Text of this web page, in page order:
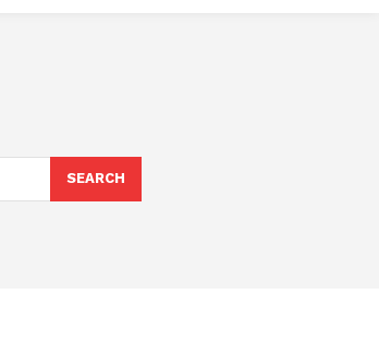
SEARCH